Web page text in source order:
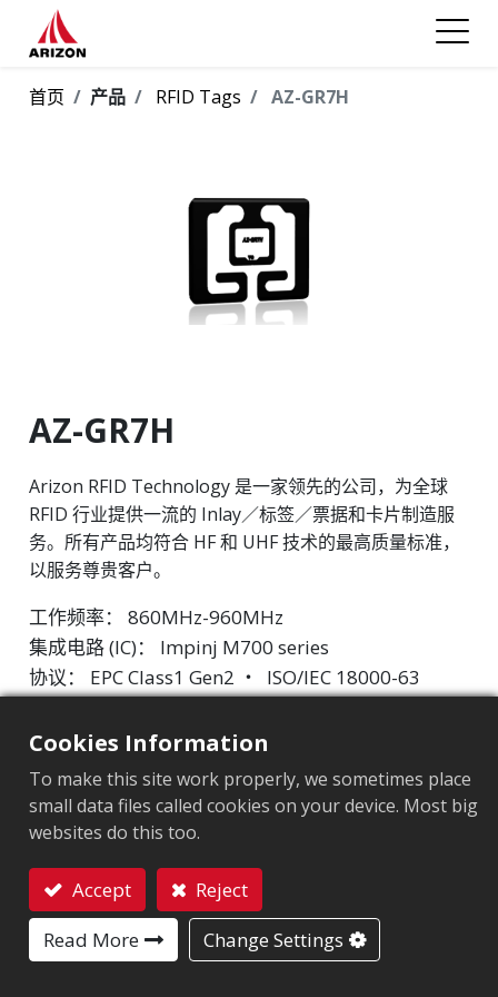
首页 产品 RFID Tags AZ-GR7H
AZ-GR7H
Arizon RFID Technology 是一家领先的公司，为全球
RFID 行业提供一流的 Inlay／标签／票据和卡片制造服
务。所有产品均符合 HF 和 UHF 技术的最高质量标准，
以服务尊贵客户。
工作频率： 860MHz-960MHz
集成电路 (IC)： Impinj M700 series
协议： EPC Class1 Gen2 ‧ ISO/IEC 18000-63
市场细分:物流及邮政
芯片:Impinj M700 Series
天线尺寸（mm）:44x44
EPC內存:128 bits/96 bits
用户內存:0/32 bits
Cookies Information
To make this site work properly, we sometimes place
small data files called cookies on your device. Most big
websites do this too.
Accept
Reject
Read More
Change Settings